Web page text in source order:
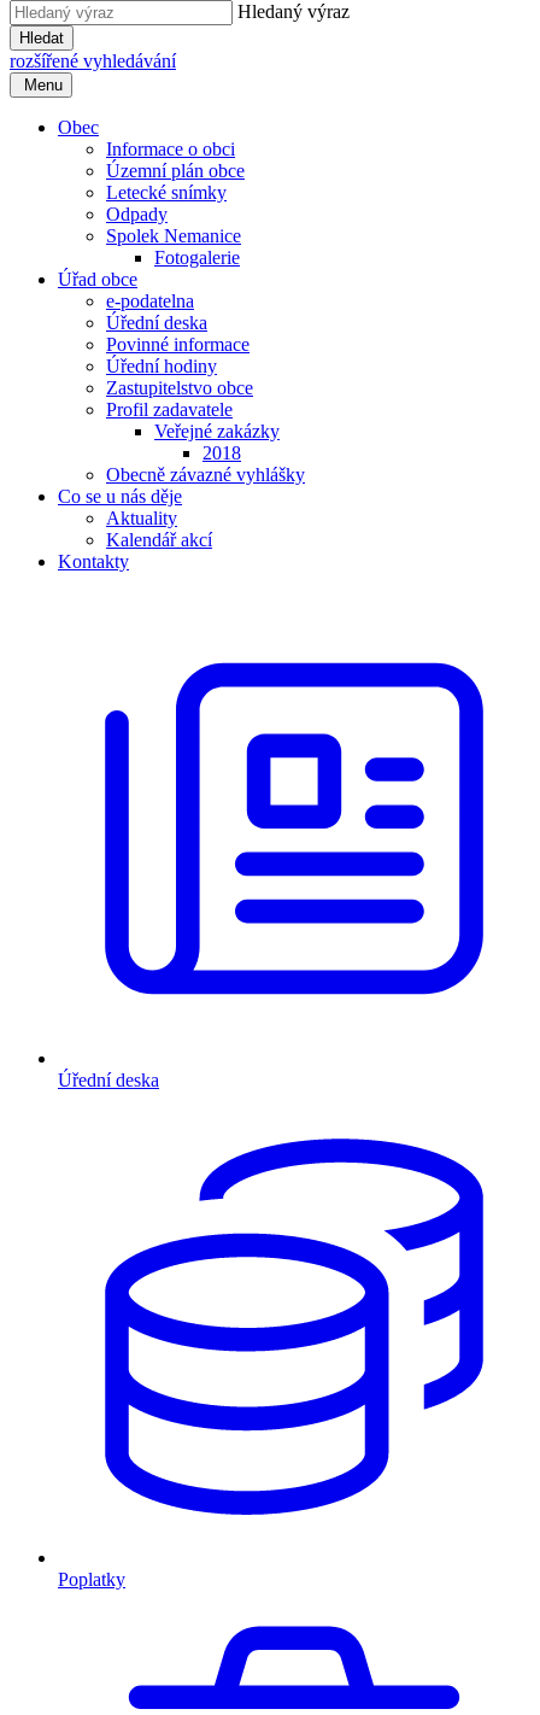
Hledaný výraz
Hledat
rozšířené vyhledávání
Menu
Obec
Informace o obci
Územní plán obce
Letecké snímky
Odpady
Spolek Nemanice
Fotogalerie
Úřad obce
e-podatelna
Úřední deska
Povinné informace
Úřední hodiny
Zastupitelstvo obce
Profil zadavatele
Veřejné zakázky
2018
Obecně závazné vyhlášky
Co se u nás děje
Aktuality
Kalendář akcí
Kontakty
Úřední deska
Poplatky